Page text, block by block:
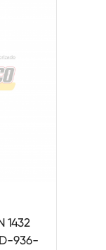
1432
936-